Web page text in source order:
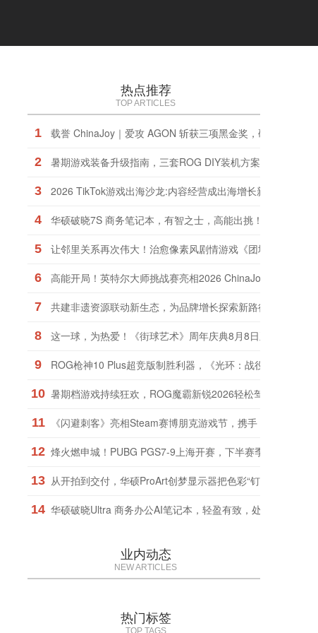
热点推荐
TOP ARTICLES
1 载誉 ChinaJoy｜爱攻 AGON 斩获三项黑金奖，硬核实力权
2 暑期游戏装备升级指南，三套ROG DIY装机方案任你选择
3 2026 TikTok游戏出海沙龙:内容经营成出海增长新引擎
4 华硕破晓7S 商务笔记本，有智之士，高能出挑！
5 让邻里关系再次伟大！治愈像素风剧情游戏《团地日和》定
6 高能开局！英特尔大师挑战赛亮相2026 ChinaJoy
7 共建非遗资源联动新生态，为品牌增长探索新路径
8 这一球，为热爱！《街球艺术》周年庆典8月8日正式上线，
9 ROG枪神10 Plus超竞版制胜利器，《光环：战役进化》战火
10 暑期档游戏持续狂欢，ROG魔霸新锐2026轻松驾驭
11 《闪避刺客》亮相Steam赛博朋克游戏节，携手《九日》推
12 烽火燃申城！PUBG PGS7-9上海开赛，下半赛季正式打响！
13 从开拍到交付，华硕ProArt创梦显示器把色彩“钉”在了同一把
14 华硕破晓Ultra 商务办公AI笔记本，轻盈有致，处处考究！
业内动态
NEW ARTICLES
热门标签
TOP TAGS